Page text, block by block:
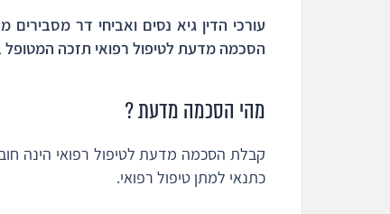
עורכי הדין גיא נסים ואביחי דר
הסכמה מדעת לטיפול רפואי תזכה המטופל
מהי הסכמה מדעת ?
קבלת הסכמה מדעת לטיפול רפואי הינה
כתנאי למתן טיפול רפואי.